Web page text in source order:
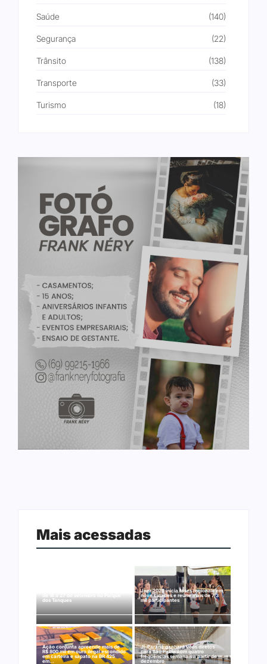
Saúde (140)
Segurança (22)
Trânsito (138)
Transporte (33)
Turismo (18)
Mais acessadas
de 18 a 27 de setembro no Parque
dos Tanques
Joer 2026 inicia fases regionais em
nove cidades e reúne mais de 7,3
mil participantes
Ação conjunta apreende mais de
R$ 800 mil em ouro ilegal escondido
em carteira e sapato na BR 425
em…
Ji-Paraná ganhará voos diretos
para São Paulo com quatro
frequências semanais a partir de
dezembro